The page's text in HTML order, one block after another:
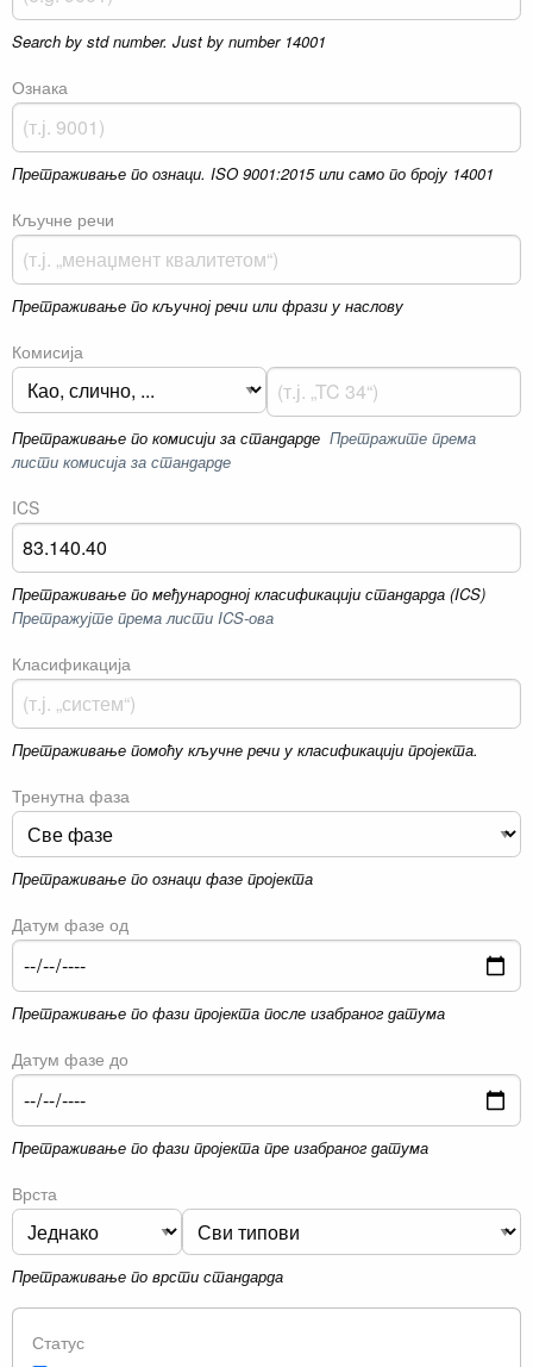
Search by std number. Just by number 14001
Ознака
Претраживање по ознаци. ISO 9001:2015 или само по броју 14001
Кључне речи
Претраживање по кључној речи или фрази у наслову
Комисија
Претраживање по комисији за стандарде Претражите према
листи комисија за стандарде
ICS
Претраживање по међународној класификацији стандарда (ICS)
Претражујте према листи ICS-ова
Класификација
Претраживање помоћу кључне речи у класификацији пројекта.
Тренутна фаза
Претраживање по ознаци фазе пројекта
Датум фазе од
Претраживање по фази пројекта после изабраног датума
Датум фазе до
Претраживање по фази пројекта пре изабраног датума
Врста
Претраживање по врсти стандарда
Статус